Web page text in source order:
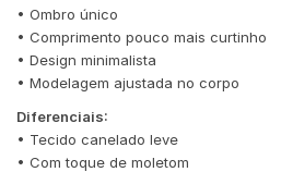
• Ombro único
• Comprimento pouco mais curtinho
• Design minimalista
• Modelagem ajustada no corpo
Diferenciais:
• Tecido canelado leve
• Com toque de moletom